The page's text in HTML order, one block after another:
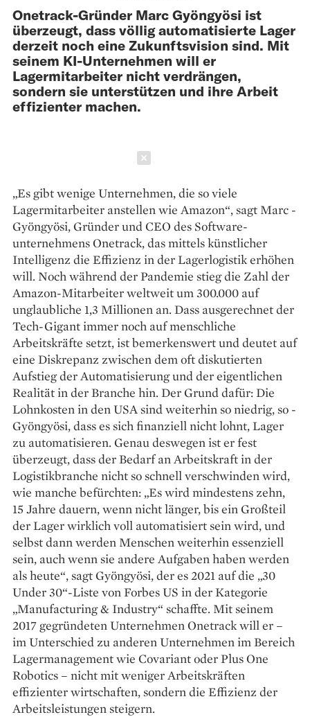
Onetrack-Gründer Marc Gyöngyösi ist
überzeugt, dass völlig automatisierte Lager
derzeit noch eine Zukunftsvision sind. Mit
seinem KI-Unternehmen will er
Lagermitarbeiter nicht verdrängen,
sondern sie unterstützen und ihre Arbeit
effizienter machen.
„Es gibt wenige Unternehmen, die so viele
Lagermitarbeiter anstellen wie Amazon“, sagt Marc ­
Gyöngyösi, Gründer und CEO des Software­
unternehmens Onetrack, das mittels künstlicher
Intelligenz die Effizienz in der Lagerlogistik erhöhen
will. Noch während der ­Pandemie stieg die Zahl der
Amazon-Mit­arbeiter weltweit um 300.000 auf
unglaubliche 1,3 Millionen an. Dass ausgerechnet der
Tech-Gigant immer noch auf menschliche
Arbeitskräfte setzt, ist bemerkenswert und deutet auf
eine Diskrepanz zwischen dem oft diskutierten
Aufstieg der Automatisierung und der eigentlichen
Realität in der Branche hin. Der Grund dafür: Die
Lohnkosten in den USA sind weiterhin so niedrig, so ­
Gyöngyösi, dass es sich finanziell nicht lohnt, ­Lager
zu automatisieren. Genau deswegen ist er fest
überzeugt, dass der Bedarf an ­Arbeitskraft in der
Logistikbranche nicht so schnell verschwinden wird,
wie manche befürchten: „Es wird mindestens zehn,
15 Jahre dauern, wenn nicht länger, bis ein Großteil
der Lager wirklich voll auto­matisiert sein wird, und
selbst dann werden Menschen weiterhin essenziell
sein, auch wenn sie andere ­Aufgaben haben werden
als heute“, sagt ­Gyöngyösi, der es 2021 auf die „30
Under 30“-Liste von Forbes US in der Kategorie
„Manufacturing & Industry“ schaffte. Mit seinem
2017 gegründeten Unternehmen Onetrack will er –
im Unterschied zu anderen Unternehmen im Bereich
Lager­management wie Covariant oder Plus One
Robotics – nicht mit weniger Arbeitskräften
effizienter wirtschaften, sondern die Effizienz der
Arbeitsleistungen steigern.